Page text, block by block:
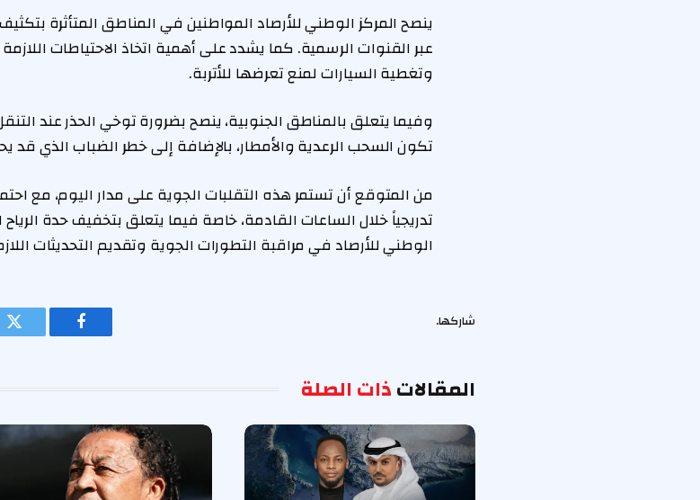
ينصح المركز الوطني للأرصاد المواطنين في المناطق المتأثرة
عبر القنوات الرسمية. كما يشدد على أهمية اتخاذ الاحتياطات اللازمة
وتغطية السيارات لمنع تعرضها للأتربة.
وفيما يتعلق بالمناطق الجنوبية، ينصح بضرورة توخي الحذر عند
تكون السحب الرعدية والأمطار، بالإضافة إلى خطر الضباب الذي قد
من المتوقع أن تستمر هذه التقلبات الجوية على مدار اليوم، مع
تدريجياً خلال الساعات القادمة، خاصة فيما يتعلق بتخفيف حدة الرياح
الوطني للأرصاد في مراقبة التطورات الجوية وتقديم التحديثات
شاركها.
فيسبوك
المقالاتذات الصلة